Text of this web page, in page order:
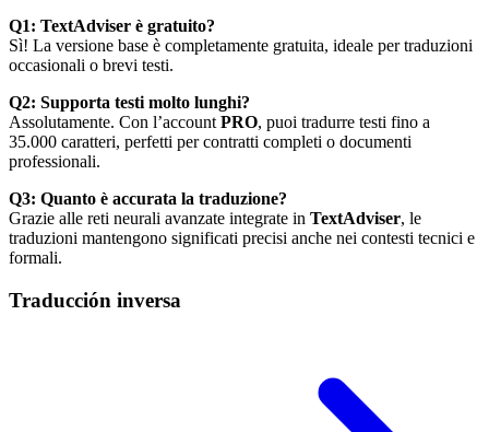
Q1: TextAdviser è gratuito?
Sì! La versione base è completamente gratuita, ideale per traduzioni
occasionali o brevi testi.
Q2: Supporta testi molto lunghi?
Assolutamente. Con l’account PRO, puoi tradurre testi fino a
35.000 caratteri, perfetti per contratti completi o documenti
professionali.
Q3: Quanto è accurata la traduzione?
Grazie alle reti neurali avanzate integrate in TextAdviser, le
traduzioni mantengono significati precisi anche nei contesti tecnici e
formali.
Traducción inversa